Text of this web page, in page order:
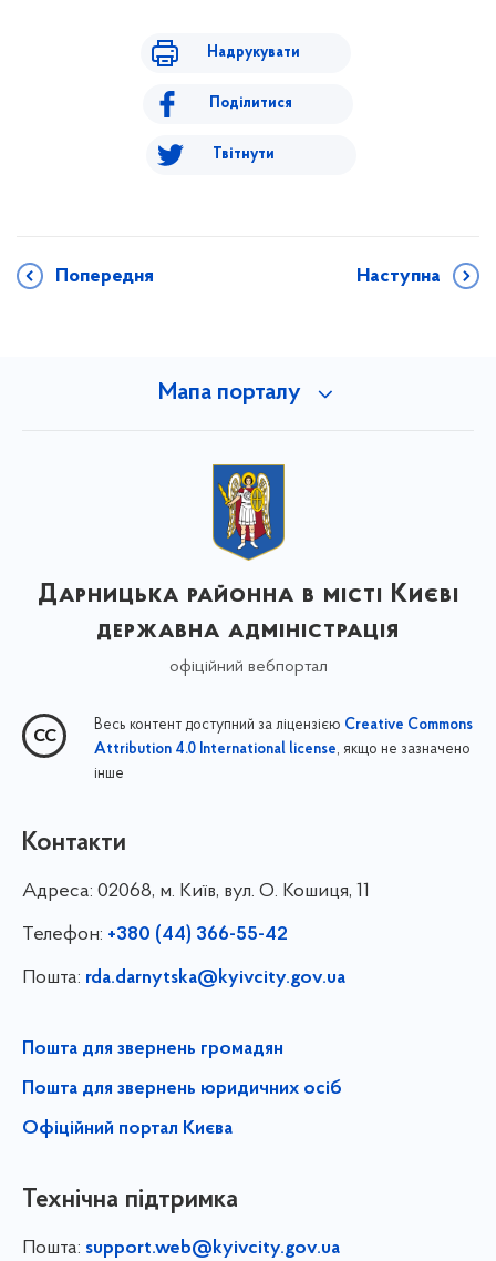
Надрукувати
Поділитися
Твітнути
Попередня Наступна
Мапа порталу
Дарницька районна в місті Києві
державна адміністрація
офіційний вебпортал
Весь контент доступний за ліцензією Creative Commons
Attribution 4.0 International license, якщо не зазначено
інше
Контакти
Адреса: 02068, м. Київ, вул. О. Кошиця, 11
Телефон: +380 (44) 366-55-42
Пошта: rda.darnytska@kyivcity.gov.ua
Пошта для звернень громадян
Пошта для звернень юридичних осіб
Офіційний портал Києва
Технічна підтримка
Пошта: support.web@kyivcity.gov.ua